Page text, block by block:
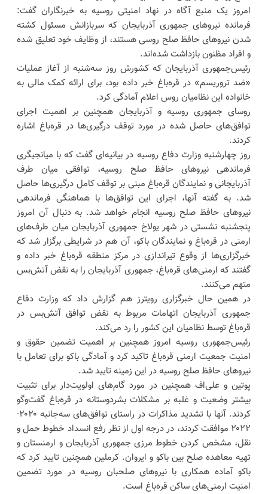
امروز یک منبع آگاه در نهاد امنیتی روسیه به خبرنگاران گفت:
فرمانده نیروهای جمهوری آذربایجان که سربازانش مسئول کشته
شدن نیروهای حافظ صلح روسی هستند، از وظایف خود تعلیق شده
و افراد مظنون بازداشت شده‌اند.
رئیس‌جمهوری آذربایجان که کشورش روز سه‌شنبه از آغاز عملیات
«ضد تروریسم» در قره‌باغ خبر داده بود، برای ارائه کمک مالی به
خانواده این نظامیان روس اعلام آمادگی کرد.
روسای جمهوری روسیه و آذربایجان همچنین بر اهمیت اجرای
توافق‌های حاصل شده در مورد توقف درگیری‌ها در قره‌باغ اشاره
کردند.
روز چهارشنبه وزارت دفاع روسیه در بیانیه‌ای گفت که با میانجیگری
فرماندهی نیروهای حافظ صلح روسیه، توافقی میان طرف
آذربایجانی و نمایندگان قره‌باغ مبنی بر توقف کامل درگیری‌ها حاصل
شد. به گفته آنها، اجرای این توافق‌ها با هماهنگی فرماندهی
نیروهای حافظ صلح روسیه انجام خواهد شد. به دنبال آن امروز
پنجشنبه نشستی در شهر یولاخ جمهوری آذربایجان میان طرف‌های
ارمنی در قره‌باغ و نمایندگان باکو، آن هم در شرایطی برگزار شد که
خبرگزاری‌ها از وقوع تیراندازی در مرکز منطقه قره‌باغ خبر داده و
گفتند که ارمنی‌های قره‌باغ، جمهوری آذربایجان را به نقض آتش‌بس
متهم می‌کنند.
در همین حال خبرگزاری رویترز هم گزارش داد که وزارت دفاع
جمهوری آذربایجان اتهامات مربوط به نقض توافق‌ آتش‌بس در
قره‌باغ توسط نظامیان این کشور را رد می‌کند.
رئیس‌جمهوری روسیه امروز همچنین بر اهمیت تضمین حقوق و
امنیت جمعیت ارمنی قره‌باغ تاکید کرد و آمادگی باکو برای تعامل با
نیروهای حافظ صلح روسیه در این زمینه تایید شد.
پوتین و علی‌اف همچنین در مورد گام‌های اولویت‌دار برای تثبیت
بیشتر وضعیت و غلبه بر مشکلات بشردوستانه در قره‌باغ گفت‌وگو
کردند. آنها با تشدید مذاکرات در راستای توافق‌های سه‌جانبه ۲۰۲۰-
۲۰۲۲ موافقت کردند، در درجه اول از نظر رفع انسداد خطوط حمل و
نقل، مشخص کردن خطوط مرزی جمهوری آذربایجان و ارمنستان و
تهیه معاهده صلح بین باکو و ایروان. کرملین همچنین تایید کرد که
باکو آماده همکاری با نیروهای صلحبان روسیه در مورد تضمین
امنیت ارمنی‌های ساکن قره‌باغ است.